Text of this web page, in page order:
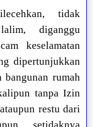
tidak
diganggu
keselamatan
dipertunjukkan
rumah
tanpa Izin
restu dari